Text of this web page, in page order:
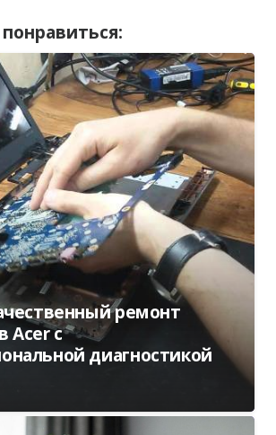
ремонт
Acer с
диагностикой